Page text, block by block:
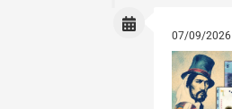
07/09/2026